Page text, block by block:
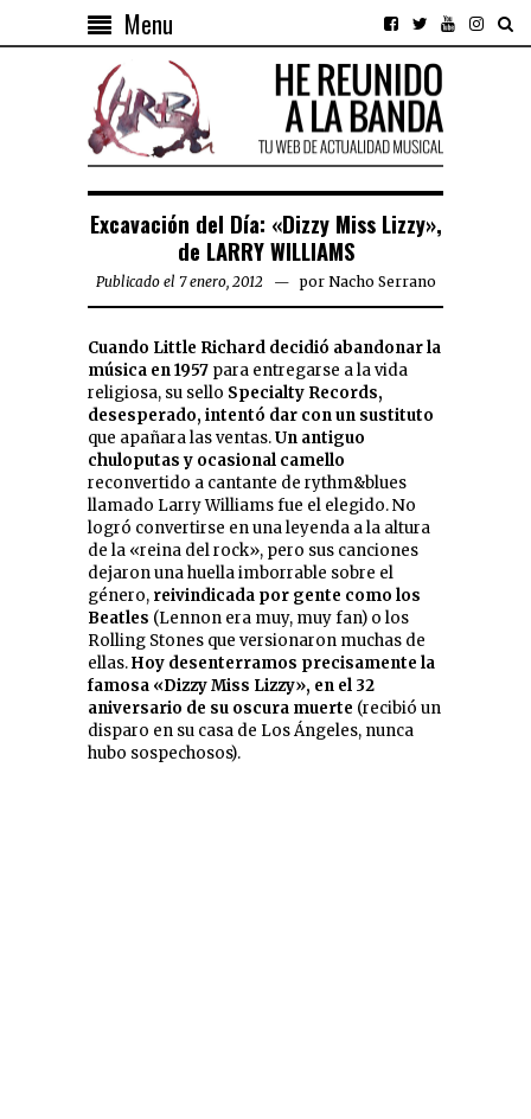
Menu
Excavación del Día: «Dizzy Miss Lizzy»,
de LARRY WILLIAMS
Publicado el 7 enero, 2012 por Nacho Serrano
Cuando Little Richard decidió abandonar la
música en 1957 para entregarse a la vida
religiosa, su sello Specialty Records,
desesperado, intentó dar con un sustituto
que apañara las ventas.Un antiguo
chuloputas y ocasional camello
reconvertido a cantante de rythm&blues
llamado Larry Williams fue el elegido. No
logró convertirse en una leyenda a la altura
de la «reina del rock», pero sus canciones
dejaron una huella imborrable sobre el
género, reivindicada por gente como los
Beatles (Lennon era muy, muy fan) o los
Rolling Stones que versionaron muchas de
ellas.Hoy desenterramos precisamente la
famosa «Dizzy Miss Lizzy», en el 32
aniversario de su oscura muerte (recibió un
disparo en su casa de Los Ángeles, nunca
hubo sospechosos).